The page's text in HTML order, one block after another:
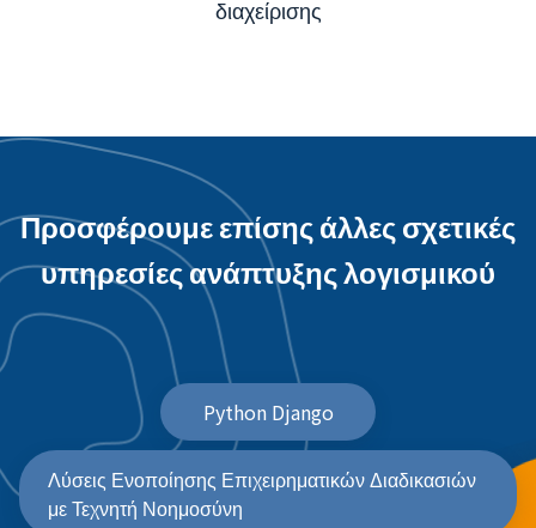
διαχείρισης
Προσφέρουμε επίσης άλλες σχετικές
υπηρεσίες ανάπτυξης λογισμικού
Python Django
Λύσεις Ενοποίησης Επιχειρηματικών Διαδικασιών
με Τεχνητή Νοημοσύνη